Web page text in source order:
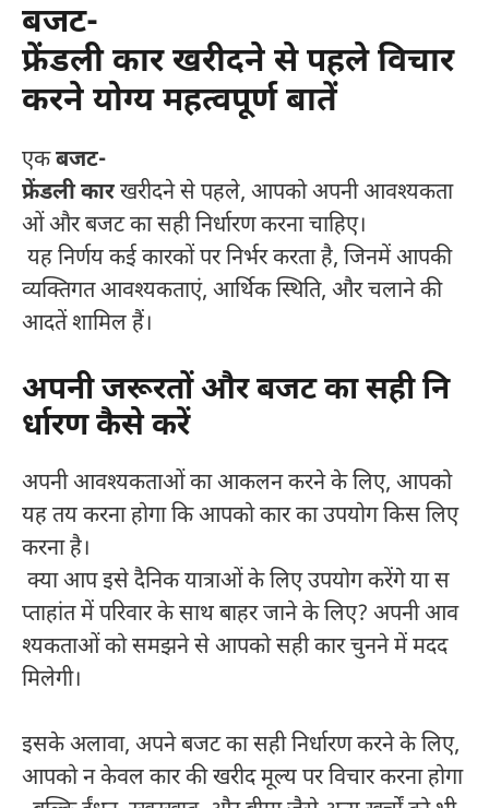
बजट-
फ्रेंडली कार खरीदने से पहले विचार
करने योग्य महत्वपूर्ण बातें
एकबजट-
फ्रेंडली कारखरीदने से पहले, आपको अपनी आवश्यकता
ओं और बजट का सही निर्धारण करना चाहिए।
यह निर्णय कई कारकों पर निर्भर करता है, जिनमें आपकी
व्यक्तिगत आवश्यकताएं, आर्थिक स्थिति, और चलाने की
आदतें शामिल हैं।
अपनी जरूरतों और बजट का सही नि
र्धारण कैसे करें
अपनी आवश्यकताओं का आकलन करने के लिए, आपको
यह तय करना होगा कि आपको कार का उपयोग किस लिए
करना है।
क्या आप इसे दैनिक यात्राओं के लिए उपयोग करेंगे या स
प्ताहांत में परिवार के साथ बाहर जाने के लिए? अपनी आव
श्यकताओं को समझने से आपको सही कार चुनने में मदद
मिलेगी।
इसके अलावा, अपने बजट का सही निर्धारण करने के लिए,
आपको न केवल कार की खरीद मूल्य पर विचार करना होगा